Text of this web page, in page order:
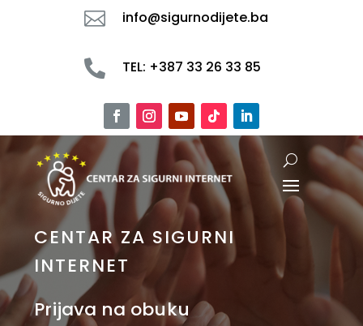
 info@sigurnodijete.ba
 TEL: +387 33 26 33 85
CENTAR ZA SIGURNI
INTERNET
Prijava na obuku